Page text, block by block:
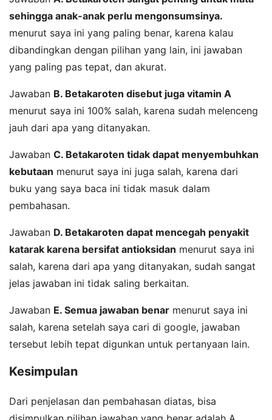
sehingga anak-anak perlu mengonsumsinya.
menurut saya ini yang paling benar, karena kalau
dibandingkan dengan pilihan yang lain, ini jawaban
yang paling pas tepat, dan akurat.
Jawaban B. Betakaroten disebut juga vitamin A
menurut saya ini 100% salah, karena sudah melenceng
jauh dari apa yang ditanyakan.
Jawaban C. Betakaroten tidak dapat menyembuhkan
kebutaan menurut saya ini juga salah, karena dari
buku yang saya baca ini tidak masuk dalam
pembahasan.
Jawaban D. Betakaroten dapat mencegah penyakit
katarak karena bersifat antioksidan menurut saya ini
salah, karena dari apa yang ditanyakan, sudah sangat
jelas jawaban ini tidak saling berkaitan.
Jawaban E. Semua jawaban benar menurut saya ini
salah, karena setelah saya cari di google, jawaban
tersebut lebih tepat digunkan untuk pertanyaan lain.
Kesimpulan
Dari penjelasan dan pembahasan diatas, bisa